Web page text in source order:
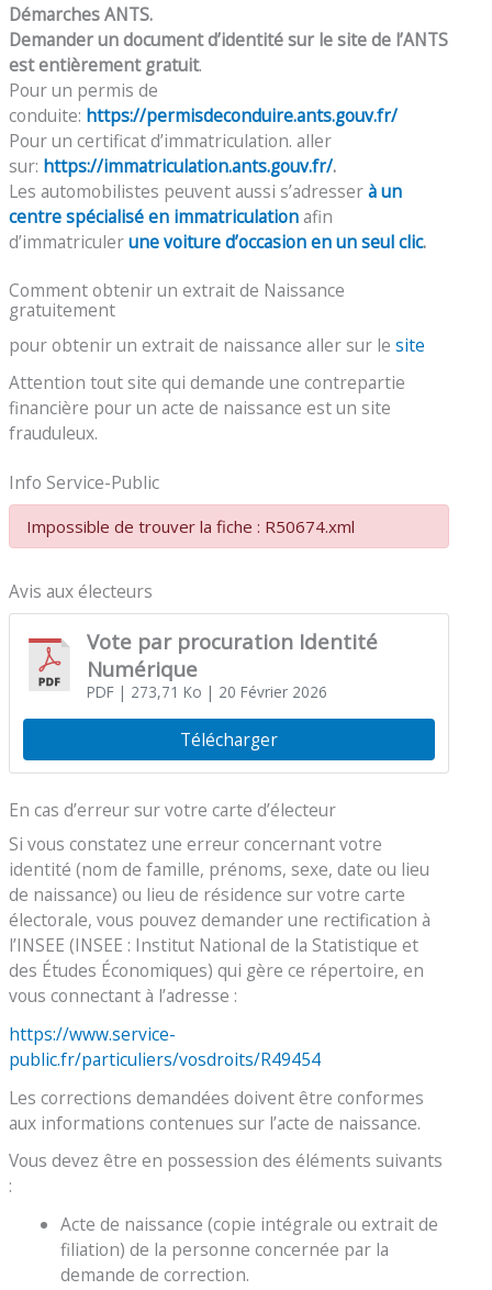
Démarches ANTS.
Demander un document d’identité sur le site de l’ANTS
est entièrement gratuit.
Pour un permis de
conduite: https://permisdeconduire.ants.gouv.fr/
Pour un certificat d’immatriculation. aller
sur: https://immatriculation.ants.gouv.fr/.
Les automobilistes peuvent aussi s’adresserà un
centre spécialisé en immatriculationafin
d’immatriculerune voiture d’occasion en un seul clic.
Comment obtenir un extrait de Naissance
gratuitement
pour obtenir un extrait de naissance aller sur le site
Attention tout site qui demande une contrepartie
financière pour un acte de naissance est un site
frauduleux.
Info Service-Public
Impossible de trouver la fiche : R50674.xml
Avis aux électeurs
Vote par procuration Identité
Numérique
PDF| 273,71 Ko | 20 Février 2026
Télécharger
En cas d’erreur sur votre carte d’électeur
Si vous constatez une erreur concernant votre
identité (nom de famille, prénoms, sexe, date ou lieu
de naissance) ou lieu de résidence sur votre carte
électorale, vous pouvez demander une rectification à
l’INSEE (INSEE : Institut National de la Statistique et
des Études Économiques) qui gère ce répertoire, en
vous connectant à l’adresse :
https://www.service-
public.fr/particuliers/vosdroits/R49454
Les corrections demandées doivent être conformes
aux informations contenues sur l’acte de naissance.
Vous devez être en possession des éléments suivants
:
Acte de naissance (copie intégrale ou extrait de
filiation) de la personne concernée par la
demande de correction.